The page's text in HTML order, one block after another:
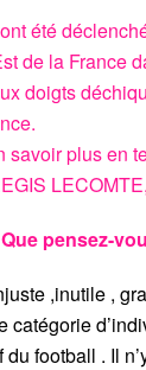
été
de la France
doigts
savoir plus en
pensez-
,inutile ,
catégorie
du football . Il